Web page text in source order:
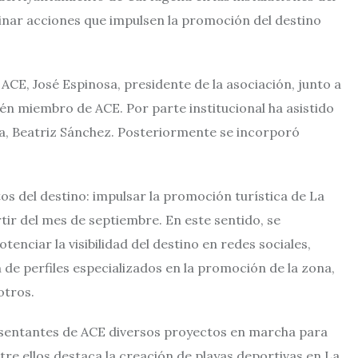
acciones que impulsen la promoción del destino
José Espinosa, presidente de la asociación, junto a
miembro de ACE. Por parte institucional ha asistido
Beatriz Sánchez. Posteriormente se incorporó
del destino: impulsar la promoción turística de La
del mes de septiembre. En este sentido, se
la visibilidad del destino en redes sociales,
perfiles especializados en la promoción de la zona,
de ACE diversos proyectos en marcha para